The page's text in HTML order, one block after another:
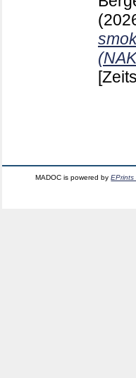
MADOC is powered byEPrints